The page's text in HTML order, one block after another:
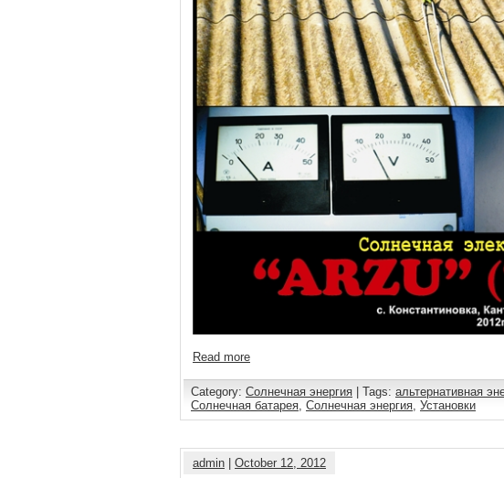
Read more
Category: Солнечная энергия | Tags: альтернативная
Солнечная батарея, Солнечная энергия, Установки
admin October 12, 2012